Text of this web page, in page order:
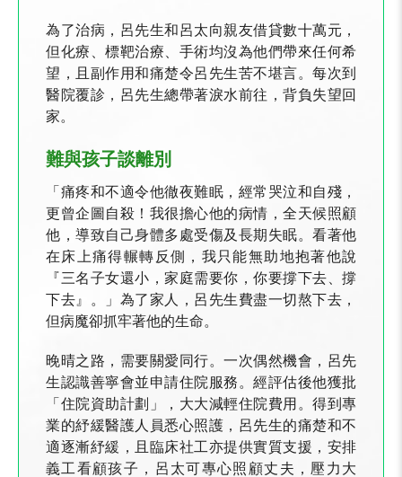
為了治病，呂先生和呂太向親友借貸數十萬元，
但化療、標靶治療、手術均沒為他們帶來任何希
望，且副作用和痛楚令呂先生苦不堪言。每次到
醫院覆診，呂先生總帶著淚水前往，背負失望回
家。
難與孩子談離別
「痛疼和不適令他徹夜難眠，經常哭泣和自殘，
更曾企圖自殺！我很擔心他的病情，全天候照顧
他，導致自己身體多處受傷及長期失眠。看著他
在床上痛得輾轉反側，我只能無助地抱著他說
『三名子女還小，家庭需要你，你要撐下去、撐
下去』。」為了家人，呂先生費盡一切熬下去，
但病魔卻抓牢著他的生命。
晚晴之路，需要關愛同行。一次偶然機會，呂先
生認識善寧會並申請住院服務。經評估後他獲批
「住院資助計劃」，大大減輕住院費用。得到專
業的紓緩醫護人員悉心照護，呂先生的痛楚和不
適逐漸紓緩，且臨床社工亦提供實質支援，安排
義工看顧孩子，呂太可專心照顧丈夫，壓力大